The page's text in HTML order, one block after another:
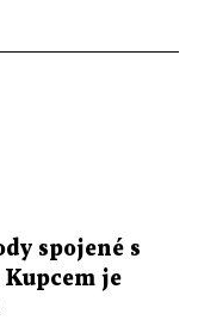
spojené s
je